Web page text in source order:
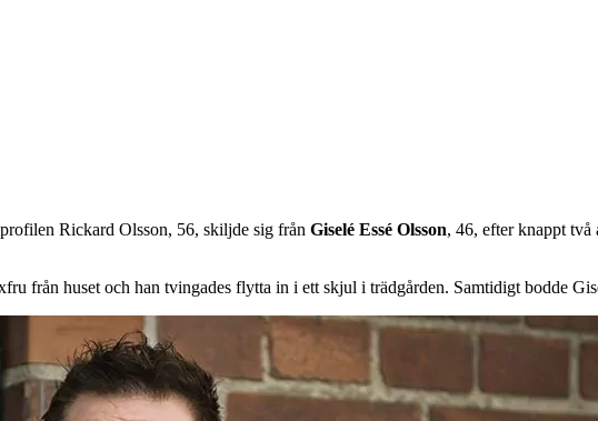
Rickard Olsson, 56, skiljde sig från Giselé Essé Olsson, 46, efter knappt två
från huset och han tvingades flytta in i ett skjul i trädgården. Samtidigt bodde